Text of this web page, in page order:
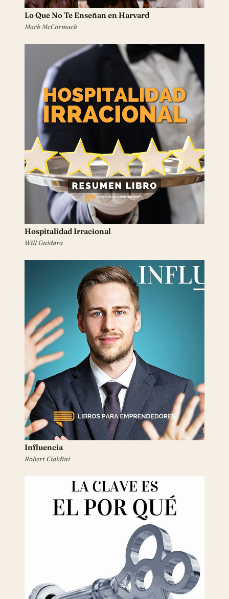
Lo Que No Te Enseñan en Harvard
Mark McCormack
Hospitalidad Irracional
Will Guidara
Influencia
Robert Cialdini